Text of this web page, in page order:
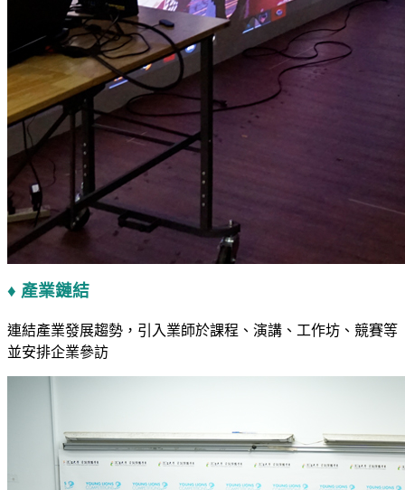
♦ 產業鏈結
連結產業發展趨勢，引入業師於課程、演講、工作坊、競賽等
並安排企業參訪